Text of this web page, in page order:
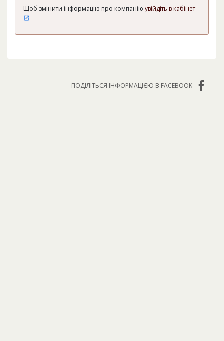
Щоб змінити інформацію про компанію увійдіть в кабінет
ПОДІЛІТЬСЯ ІНФОРМАЦІЄЮ В FACEBOOK